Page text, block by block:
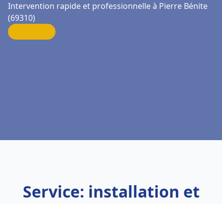
Intervention rapide et professionnelle à Pierre Bénite
(69310)
Service: installation et